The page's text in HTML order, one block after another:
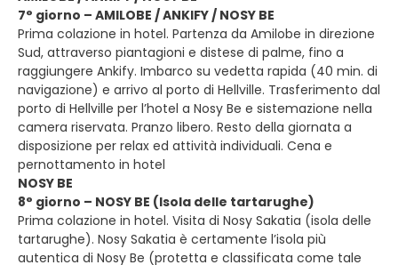
7° giorno – AMILOBE / ANKIFY / NOSY BE
Prima colazione in hotel. Partenza da Amilobe in direzione
Sud, attraverso piantagioni e distese di palme, fino a
raggiungere Ankify. Imbarco su vedetta rapida (40 min. di
navigazione) e arrivo al porto di Hellville. Trasferimento dal
porto di Hellville per l’hotel a Nosy Be e sistemazione nella
camera riservata. Pranzo libero. Resto della giornata a
disposizione per relax ed attività individuali. Cena e
pernottamento in hotel
NOSY BE
8° giorno – NOSY BE (Isola delle tartarughe)
Prima colazione in hotel. Visita di Nosy Sakatia (isola delle
tartarughe). Nosy Sakatia è certamente l’isola più
autentica di Nosy Be (protetta e classificata come tale